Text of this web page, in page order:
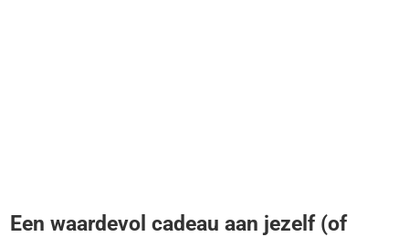
Een waardevol cadeau aan jezelf (of